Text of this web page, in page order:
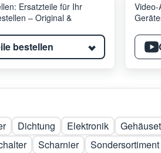
Ersatzteile für Ihr
– Original &
bestellen
Dichtung Elektronik
Scharnier Sondersortiment